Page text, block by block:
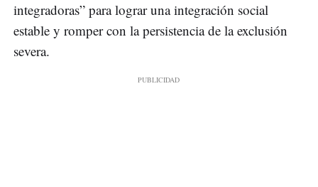
integradoras” para lograr una integración social
estable y romper con la persistencia de la exclusión
severa.